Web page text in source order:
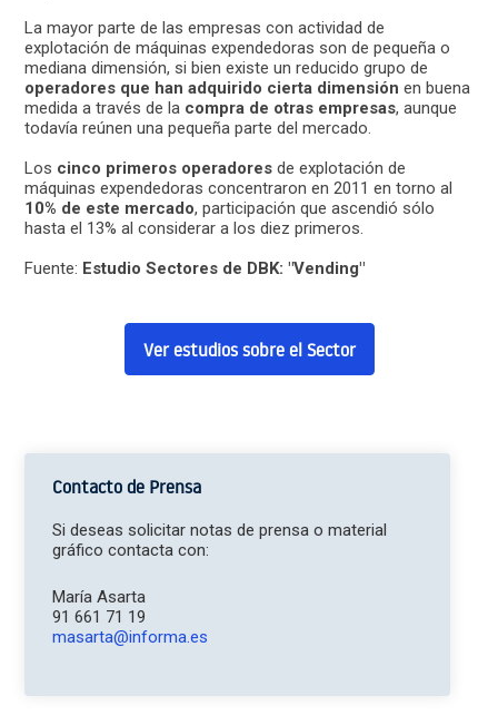
La mayor parte de las empresas con actividad de
explotación de máquinas expendedoras son de pequeña o
mediana dimensión, si bien existe un reducido grupo de
operadores que han adquirido cierta dimensión en buena
medida a través de la compra de otras empresas, aunque
todavía reúnen una pequeña parte del mercado.
Los cinco primeros operadores de explotación de
máquinas expendedoras concentraron en 2011 en torno al
10% de este mercado, participación que ascendió sólo
hasta el 13% al considerar a los diez primeros.
Fuente: Estudio Sectores de DBK: "Vending"
Ver estudios sobre el Sector
Contacto de Prensa
Si deseas solicitar notas de prensa o material
gráfico contacta con:
María Asarta
91 661 71 19
masarta@informa.es